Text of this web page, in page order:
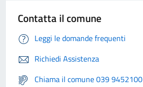
Contatta il comune
Leggi le domande frequenti
Richiedi Assistenza
Chiama il comune 039 9452100